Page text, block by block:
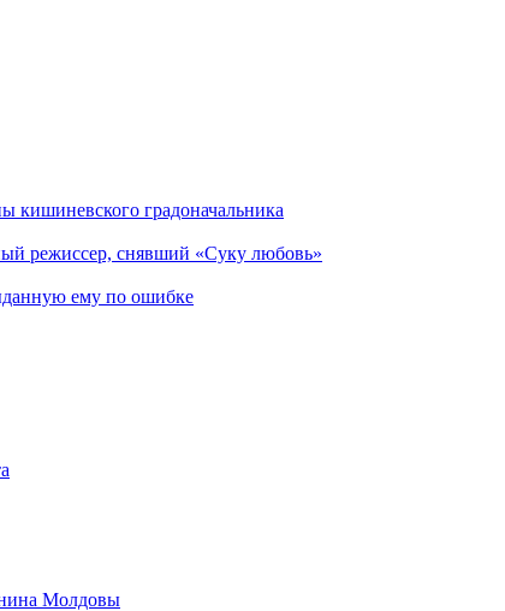
кишиневского градоначальника
режиссер, снявший «Суку любовь»
ему по ошибке
Молдовы